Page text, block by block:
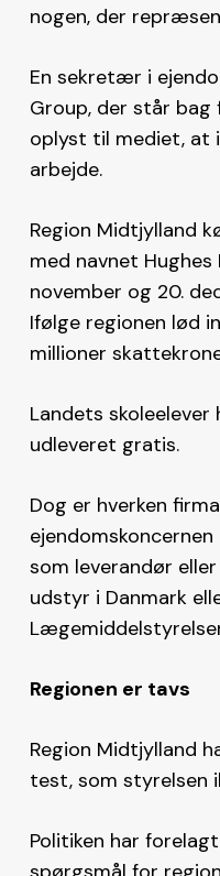
nogen, der
En sekretær i
Group, der står bag
oplyst til mediet, at
arbejde.
Region Midtjylland
med navnet
november og 20.
Ifølge regionen lød
millioner
Landets
udleveret gratis.
Dog er hverken
som leverandør
udstyr i Danmark
Regionen er tavs
Region Midtjylland
test, som styrelsen
Politiken har